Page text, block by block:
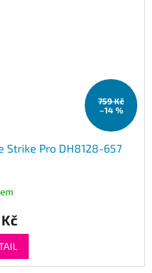
759 Kč
–14 %
Strike Pro DH8128-657